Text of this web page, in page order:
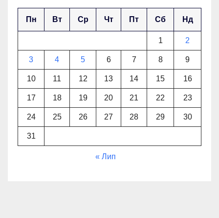
Пн Вт Ср Чт Пт Сб Нд
1 2
3 4 5 6 7 8 9
10 11 12 13 14 15 16
17 18 19 20 21 22 23
24 25 26 27 28 29 30
31
« Лип